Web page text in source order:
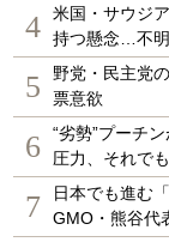
4
米国・サウジ
持つ懸念…不
5
野党・民主党
票意欲
6
“劣勢”プーチ
圧力、それで
7
日本でも進む
GMO・熊谷代